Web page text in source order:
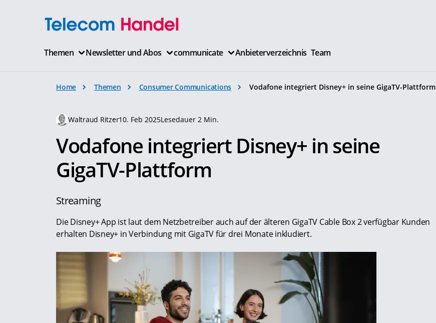
Themen Newsletter und Abos communicate Anbieterverzeichnis Team
Home Themen Consumer Communications Vodafone integriert Disney+ in seine GigaTV-Plattform
Waltraud Ritzer10. Feb 2025Lesedauer 2 Min.
Vodafone integriert Disney+ in seine
GigaTV-Plattform
Streaming
Die Disney+ App ist laut dem Netzbetreiber auch auf der älteren GigaTV Cable Box 2 verfügbar Kunden
erhalten Disney+ in Verbindung mit GigaTV für drei Monate inkludiert.